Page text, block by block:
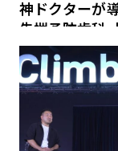
神ドクターが
先端予防歯科
ジ会員特典あ